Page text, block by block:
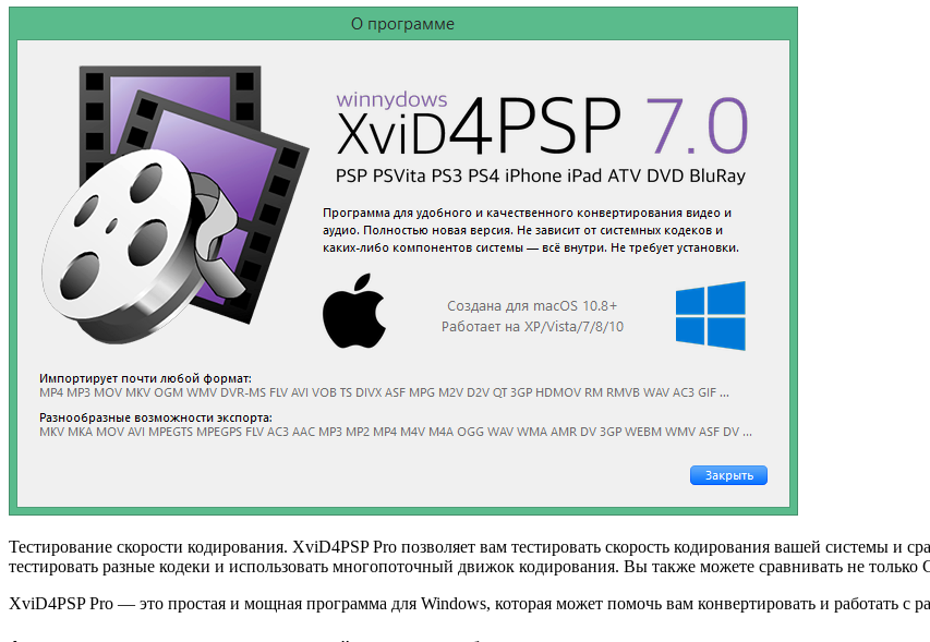
Тестирование скорости кодирования. XviD4PSP Pro позволяет вам тестировать скорость кодирования вашей системы и
тестировать разные кодеки и использовать многопоточный движок кодирования. Вы также можете сравнивать не только
XviD4PSP Pro — это простая и мощная программа для Windows, которая может помочь вам конвертировать и работать с